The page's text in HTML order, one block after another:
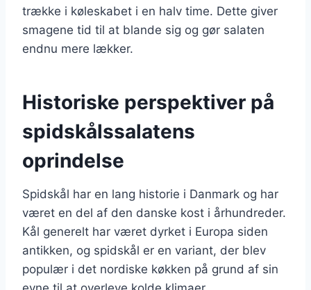
trække i køleskabet i en halv time. Dette giver
smagene tid til at blande sig og gør salaten
endnu mere lækker.
Historiske perspektiver på
spidskålssalatens
oprindelse
Spidskål har en lang historie i Danmark og har
været en del af den danske kost i århundreder.
Kål generelt har været dyrket i Europa siden
antikken, og spidskål er en variant, der blev
populær i det nordiske køkken på grund af sin